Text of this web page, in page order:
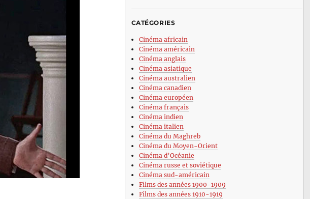
CATÉGORIES
Cinéma africain
Cinéma américain
Cinéma anglais
Cinéma asiatique
Cinéma australien
Cinéma canadien
Cinéma européen
Cinéma français
Cinéma indien
Cinéma italien
Cinéma du Maghreb
Cinéma du Moyen-Orient
Cinéma d’Océanie
Cinéma russe et soviétique
Cinéma sud-américain
Films des années 1900-1909
Films des années 1910-1919